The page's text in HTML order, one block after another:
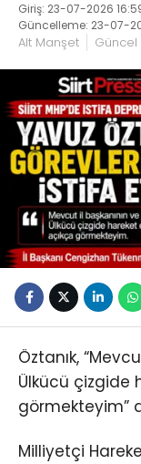
Giriş: 23-07-2026
Güncelleme: 23-07-
Alt Manşet Güncel
Öztanık,
Ülkücü çizgide
görmekteyim”
Milliyetçi